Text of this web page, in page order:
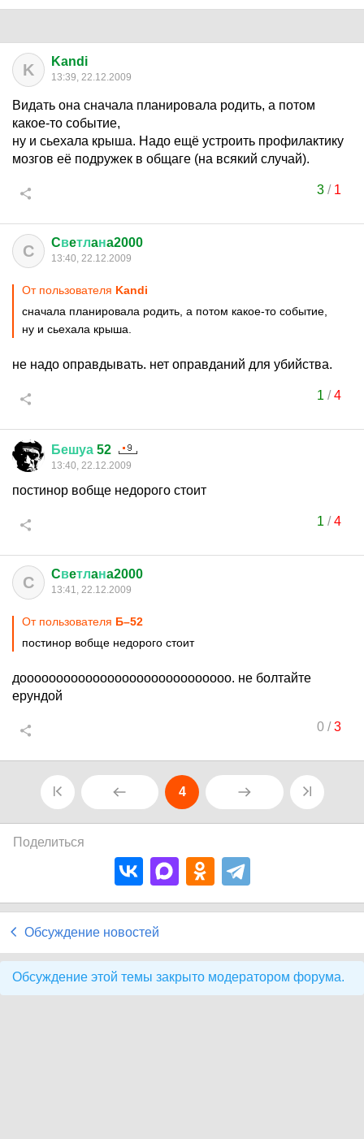
K Kandi
13:39, 22.12.2009
Видать она сначала планировала родить, а потом
какое-то событие,
ну и сьехала крыша. Надо ещё устроить профилактику
мозгов её подружек в общаге (на всякий случай).
3/ 1
C Cвeтлaнa2000
13:40, 22.12.2009
От пользователя Kandi
сначала планировала родить, а потом какое-то событие,
ну и сьехала крыша.
не надо оправдывать. нет оправданий для убийства.
1 /4
Бешуа 52
13:40, 22.12.2009
постинор вобще недорого стоит
1 /4
C Cвeтлaнa2000
13:41, 22.12.2009
От пользователя Б–52
постинор вобще недорого стоит
дооооооооооооооооооооооооооооо. не болтайте
ерундой
0/3
4
Поделиться
Обсуждение новостей
Обсуждение этой темы закрыто модератором форума.